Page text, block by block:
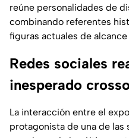
reúne personalidades de
combinando referentes
figuras actuales de
Redes sociales
inesperado
La interacción entre el
protagonista de una de las